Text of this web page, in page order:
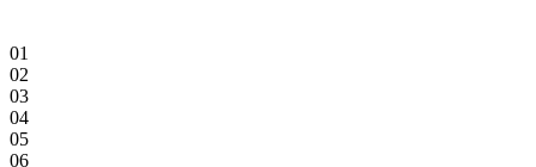
01
02
03
04
05
06